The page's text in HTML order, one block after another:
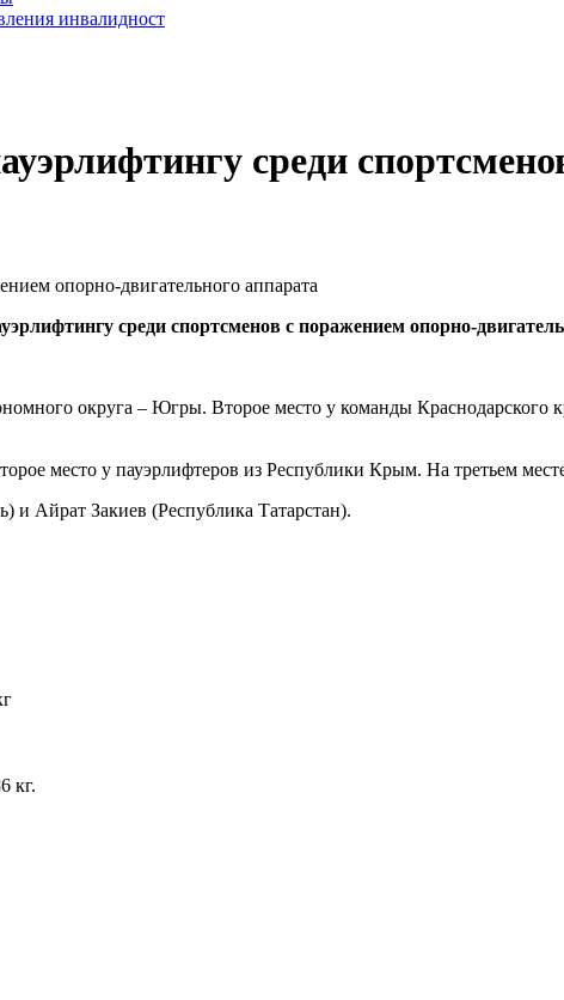
инвалидност
среди
среди спортсменов с поражением опорно-
округа – Югры. Второе место у команды Краснодарского
место у пауэрлифтеров из Республики Крым. На третьем
и Айрат Закиев (Республика Татарстан).
кг.